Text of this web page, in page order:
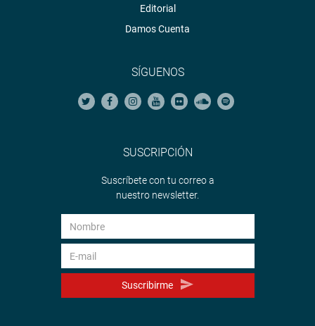
Editorial
Damos Cuenta
SÍGUENOS
SUSCRIPCIÓN
Suscríbete con tu correo a
nuestro newsletter.
Suscribirme